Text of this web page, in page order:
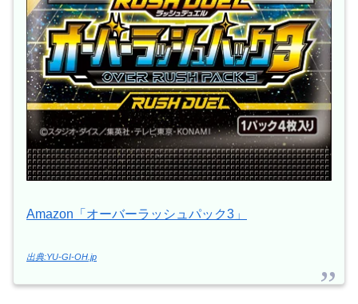
Amazon「オーバーラッシュパック3」
出典:YU-GI-OH.jp